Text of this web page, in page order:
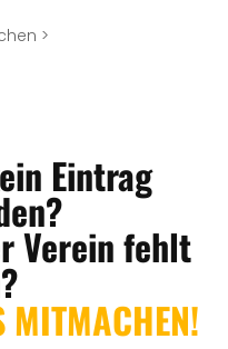
>
Eintrag
Verein fehlt
MITMACHEN!